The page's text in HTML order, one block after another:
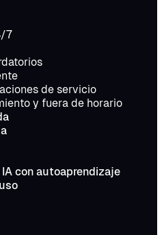
7
de servicio
y fuera de horario
con autoaprendizaje